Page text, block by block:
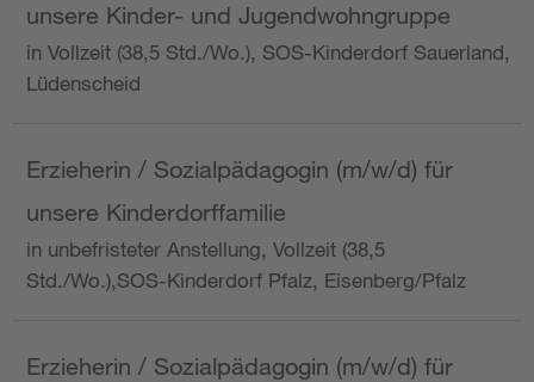
unsere Kinder- und Jugendwohngruppe
in Vollzeit (38,5 Std./Wo.), SOS-Kinderdorf Sauerland,
Lüdenscheid
Erzieherin / Sozialpädagogin (m/w/d) für
unsere Kinderdorffamilie
in unbefristeter Anstellung, Vollzeit (38,5
Std./Wo.),SOS-Kinderdorf Pfalz, Eisenberg/Pfalz
Erzieherin / Sozialpädagogin (m/w/d) für